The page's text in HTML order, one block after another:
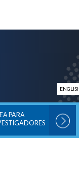
PARA